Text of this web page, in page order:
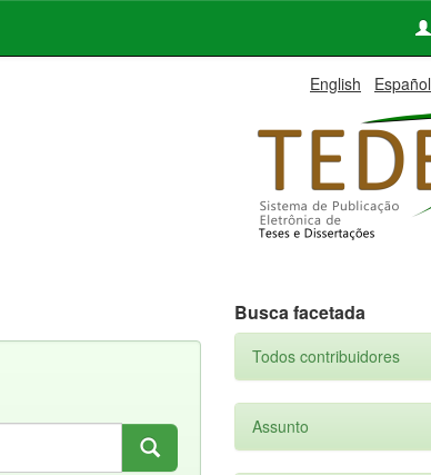
English Español
Busca facetada
Todos contribuidores
Assunto